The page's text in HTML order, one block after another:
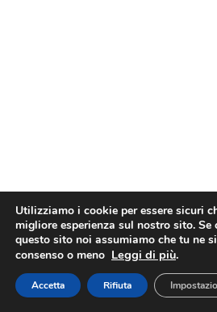
· Penna Creativa · Sviluppato da
02114920461
Utilizziamo i cookie per essere sicuri
migliore esperienza sul nostro sito.
questo sito noi assumiamo che tu ne
consenso o meno Leggi di più.
Accetta Rifiuta